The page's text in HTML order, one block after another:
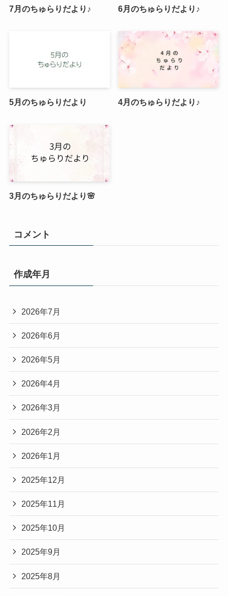
7月のちゅらりだより♪ 6月のちゅらりだより♪
5月のちゅらりだより 4月のちゅらりだより♪
3月のちゅらりだより🌸
コメント
作成年月
2026年7月
2026年6月
2026年5月
2026年4月
2026年3月
2026年2月
2026年1月
2025年12月
2025年11月
2025年10月
2025年9月
2025年8月